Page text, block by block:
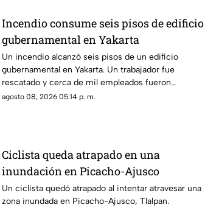
Incendio consume seis pisos de edificio
gubernamental en Yakarta
Un incendio alcanzó seis pisos de un edificio
gubernamental en Yakarta. Un trabajador fue
rescatado y cerca de mil empleados fueron
reubicados
agosto 08, 2026 05:14 p. m.
Ciclista queda atrapado en una
inundación en Picacho-Ajusco
Un ciclista quedó atrapado al intentar atravesar una
zona inundada en Picacho-Ajusco, Tlalpan.